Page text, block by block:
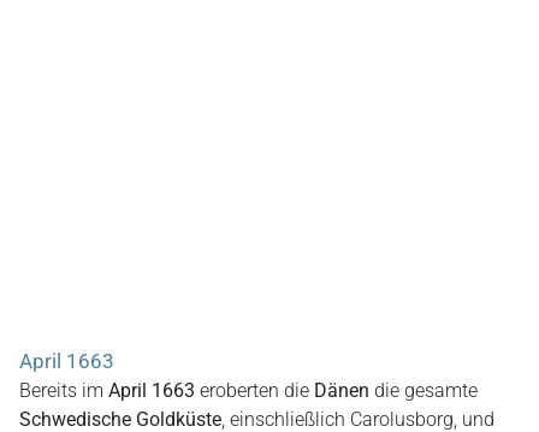
April 1663
Bereits im April 1663 eroberten die Dänen die gesamte
Schwedische Goldküste, einschließlich Carolusborg, und